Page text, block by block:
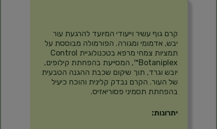
קרם גוף עשיר וייעודי המיועד להרגעת עור
יבש, אדמומי ומגורה. הפורמולה מבוססת על
תמציות צמחי מרפא בטכנולוגיית Control
Botaniplex™, המסייעת בהפחתת קילופים,
יובש וגרד, תוך שיקום שכבת ההגנה הטבעית
של העור. הקרם נבדק קלינית והוכח כיעיל
בהפחתת תסמיני פסוריאזיס.
יתרונות: